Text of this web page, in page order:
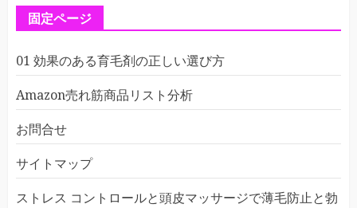
固定ページ
01 効果のある育毛剤の正しい選び方
Amazon売れ筋商品リスト分析
お問合せ
サイトマップ
ストレス コントロールと頭皮マッサージで薄毛防止と勃